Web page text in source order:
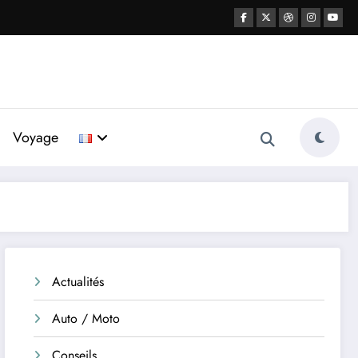
Voyage
Actualités
Auto / Moto